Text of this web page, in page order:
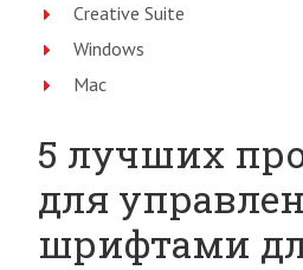
Creative Suite
Windows
Mac
5 лучших
для
шрифтами